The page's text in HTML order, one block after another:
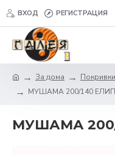
ВХОД РЕГИСТРАЦИЯ
За дома
МУШАМА 200/140
МУШАМА